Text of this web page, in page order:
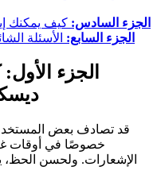
الجزء السادس: كيف يمكنك
الجزء السابع: الأسئلة
الجزء
قد تصادف بعض
خصوصًا في أوقات
الإشعارات. ولحسن